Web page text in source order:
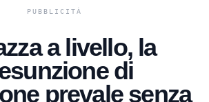
a livello, la
di
prevale senza